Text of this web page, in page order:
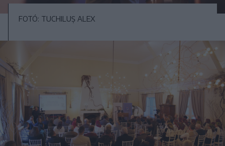
FOTÓ: TUCHILUȘ ALEX